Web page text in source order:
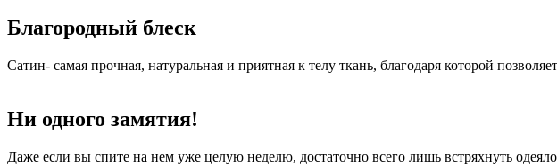
Благородный блеск
Сатин- самая прочная, натуральная и приятная к телу ткань, благодаря которой
Ни одного замятия!
Даже если вы спите на нем уже целую неделю, достаточно всего лишь встряхнуть